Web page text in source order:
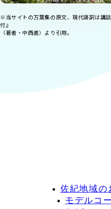
※当サイトの万葉集の原文、現代語訳は講
付』
（著者・中西進）より引用。
佐紀地域の
モデルコ